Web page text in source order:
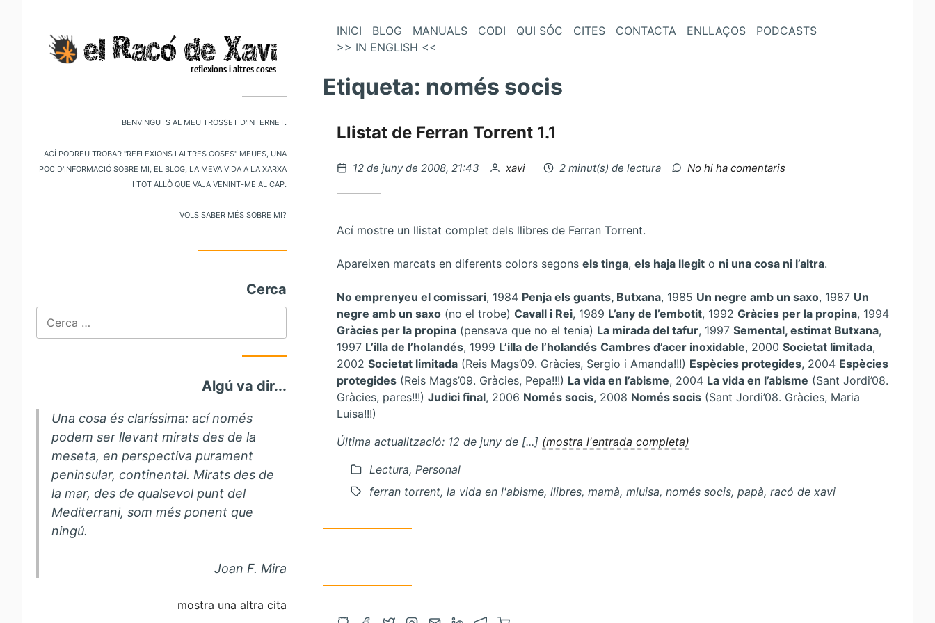
principal
Benvinguts al meu trosset d'internet.
Ací podreu trobar "reflexions i altres coses" meues, una
poc d'informació sobre mi, el blog, la meva vida a la xarxa
i tot allò que vaja venint-me al cap.
Vols saber més sobre mi?
Cerca
Algú va dir...
Una cosa és claríssima: ací només
podem ser llevant mirats des de la
meseta, en perspectiva purament
peninsular, continental. Mirats des de
la mar, des de qualsevol punt del
Mediterrani, som més ponent que
ningú.
Joan F. Mira
mostra una altra cita
VésINICI BLOG MANUALS CODI QUI SÓC CITES CONTACTA ENLLAÇOS
PODCASTS
>> IN ENGLISH <<
Etiqueta: només socis
Llistat de Ferran Torrent 1.1
Publicat
12 de juny de 2008, 21:43 per
xavi 2 minut(s) de lectura No hi ha comentaris
Ací mostre un llistat complet dels llibres de Ferran Torrent.
Apareixen marcats en diferents colors segons els tinga, els haja llegit o ni una cosa ni l’altra.
No emprenyeu el comissari, 1984 Penja els guants, Butxana, 1985 Un negre amb un saxo, 1987 Un
negre amb un saxo (no el trobe) Cavall i Rei, 1989 L’any de l’embotit, 1992 Gràcies per la propina, 1994
Gràcies per la propina (pensava que no el tenia) La mirada del tafur, 1997 Semental, estimat Butxana,
1997 L’illa de l’holandés, 1999 L’illa de l’holandés Cambres d’acer inoxidable, 2000 Societat limitada,
2002 Societat limitada (Reis Mags’09. Gràcies, Sergio i Amanda!!!) Espècies protegides, 2004 Espècies
protegides (Reis Mags’09. Gràcies, Pepa!!!) La vida en l’abisme, 2004 La vida en l’abisme (Sant Jordi’08.
Gràcies, pares!!!) Judici final, 2006 Només socis, 2008 Només socis (Sant Jordi’08. Gràcies, Maria
Luisa!!!)
Última actualització: 12 de juny de [...] (mostra l'entrada completa)
Lectura, Personal
ferran torrent, la vida en l'abisme, llibres, mamà, mluisa, només socis, papà, racó de xavi